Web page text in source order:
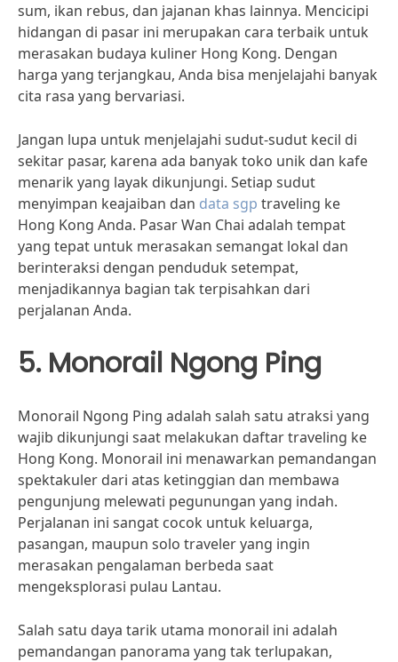
sum, ikan rebus, dan jajanan khas lainnya. Mencicipi
hidangan di pasar ini merupakan cara terbaik untuk
merasakan budaya kuliner Hong Kong. Dengan
harga yang terjangkau, Anda bisa menjelajahi banyak
cita rasa yang bervariasi.
Jangan lupa untuk menjelajahi sudut-sudut kecil di
sekitar pasar, karena ada banyak toko unik dan kafe
menarik yang layak dikunjungi. Setiap sudut
menyimpan keajaiban dan data sgp traveling ke
Hong Kong Anda. Pasar Wan Chai adalah tempat
yang tepat untuk merasakan semangat lokal dan
berinteraksi dengan penduduk setempat,
menjadikannya bagian tak terpisahkan dari
perjalanan Anda.
5. Monorail Ngong Ping
Monorail Ngong Ping adalah salah satu atraksi yang
wajib dikunjungi saat melakukan daftar traveling ke
Hong Kong. Monorail ini menawarkan pemandangan
spektakuler dari atas ketinggian dan membawa
pengunjung melewati pegunungan yang indah.
Perjalanan ini sangat cocok untuk keluarga,
pasangan, maupun solo traveler yang ingin
merasakan pengalaman berbeda saat
mengeksplorasi pulau Lantau.
Salah satu daya tarik utama monorail ini adalah
pemandangan panorama yang tak terlupakan,